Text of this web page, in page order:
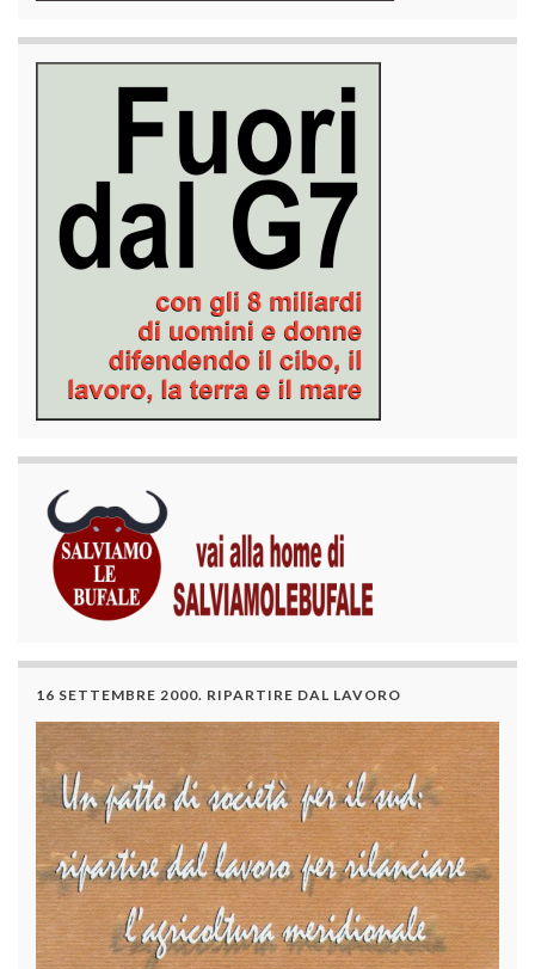
16 SETTEMBRE 2000. RIPARTIRE DAL LAVORO